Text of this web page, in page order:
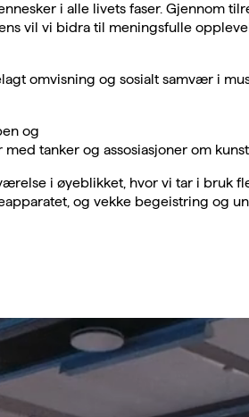
i alle livets faser. Gjennom
vil vi bidra til meningsfulle
omvisning og sosialt samvær i
og
tanker og assosiasjoner om
i øyeblikket, hvor vi tar i bruk
og vekke begeistring og